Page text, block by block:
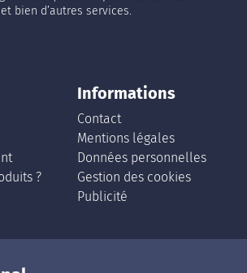
bien d’autres services.
?
Informations
Contact
Mentions légales
Données personnelles
Gestion des cookies
Publicité